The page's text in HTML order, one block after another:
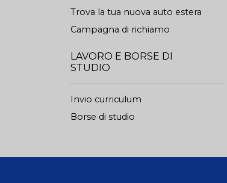
Trova la tua nuova auto estera
Campagna di richiamo
LAVORO E BORSE DI
STUDIO
Invio curriculum
Borse di studio